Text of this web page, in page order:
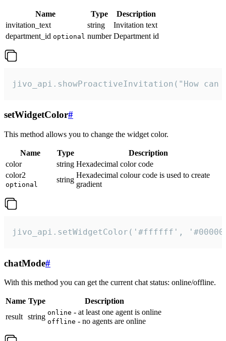
Name Type
Description
invitation_text
string
Invitation text
department_id optional number Department id
jivo_api.showProactiveInvitation("How
setWidgetColor#
This method allows you to change the widget color.
Name Type
Description
color
string Hexadecimal color code
color2
optional
string
Hexadecimal colour code is used to create
gradient
jivo_api.setWidgetColor('#ffffff',
chatMode#
With this method you can get the current chat status: online/offline.
Name Type
Description
result string online - at least one agent is online
offline - no agents are online